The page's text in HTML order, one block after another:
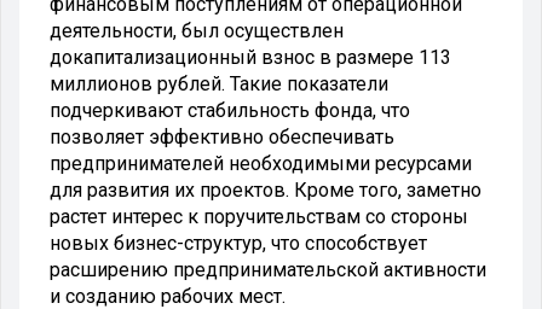
деятельности, был осуществлен
докапитализационный взнос в размере 113
миллионов рублей. Такие показатели
подчеркивают стабильность фонда, что
позволяет эффективно обеспечивать
предпринимателей необходимыми ресурсами
для развития их проектов. Кроме того, заметно
растет интерес к поручительствам со стороны
новых бизнес-структур, что способствует
расширению предпринимательской активности
и созданию рабочих мест.